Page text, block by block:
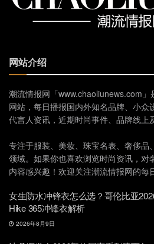
网站介绍
潮流情报网「www.chaoliunews.com
网站，每日播报国内外知名品牌、小众
代言人资讯，近期时尚事件、品牌线上
专注于服装、美妆、珠宝名表、奢侈品
领域。如果你也喜欢浏览时尚资讯，对
内容感兴趣！欢迎关注潮流情报网的每
女生防水冲锋衣怎么选？哥伦比亚
Hike 365冲锋衣解析
2026年8月9日